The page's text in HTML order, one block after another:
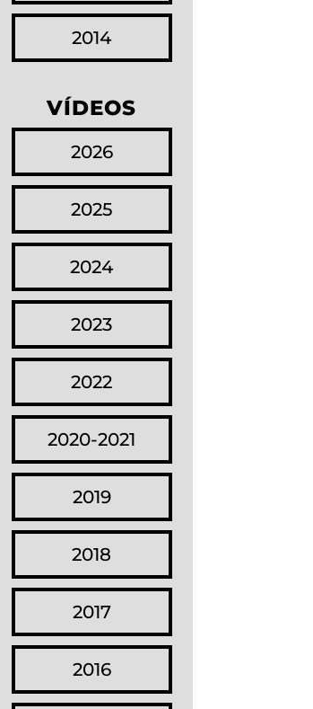
2014
VÍDEOS
2026
2025
2024
2023
2022
2020-2021
2019
2018
2017
2016